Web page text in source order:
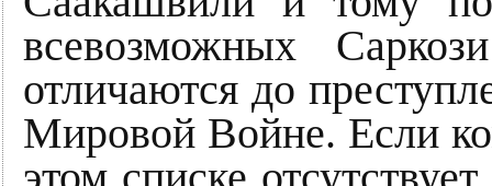
всевозможных
отличаются до
Мировой Войне. Если